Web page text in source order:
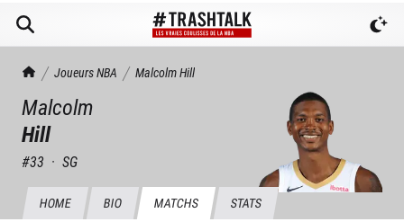
TrashTalk Actu NBA
Joueurs NBA MalcolmHill
Malcolm
Hill
#33 · SG
HOME BIO MATCHS STATS